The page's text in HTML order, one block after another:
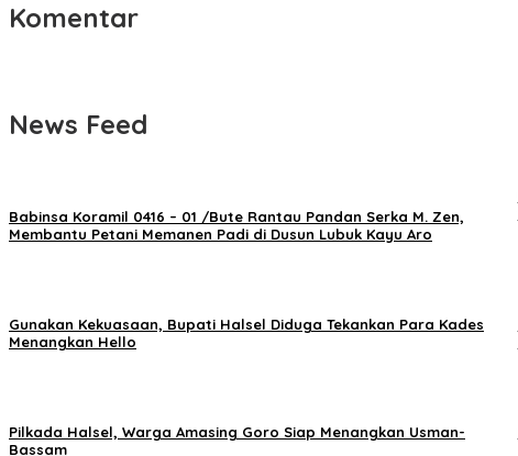
Komentar
News Feed
Babinsa Koramil 0416 – 01 /Bute Rantau Pandan Serka M. Zen,
Membantu Petani Memanen Padi di Dusun Lubuk Kayu Aro
Gunakan Kekuasaan, Bupati Halsel Diduga Tekankan Para Kades
Menangkan Hello
Pilkada Halsel, Warga Amasing Goro Siap Menangkan Usman-
Bassam